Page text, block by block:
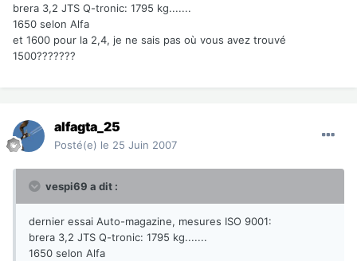
brera 3,2 JTS Q-tronic: 1795 kg.......
1650 selon Alfa
et 1600 pour la 2,4, je ne sais pas où vous avez trouvé
1500???????
alfagta_25
Posté(e) le 25 Juin 2007
vespi69 a dit :
dernier essai Auto-magazine, mesures ISO 9001:
brera 3,2 JTS Q-tronic: 1795 kg.......
1650 selon Alfa